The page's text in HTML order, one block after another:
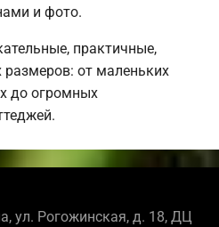
и фото.
практичные,
от маленьких
до огромных
ул. Рогожинская, д. 18, ДЦ